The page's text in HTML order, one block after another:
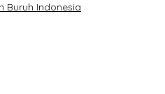
Buruh Indonesia